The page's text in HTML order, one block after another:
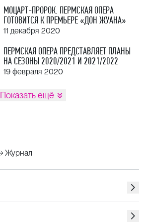
МОЦАРТ-ПРОРОК. ПЕРМСКАЯ ОПЕРА
ГОТОВИТСЯ К ПРЕМЬЕРЕ «ДОН ЖУАНА»
11 декабря 2020
ПЕРМСКАЯ ОПЕРА ПРЕДСТАВЛЯЕТ ПЛАНЫ
НА СЕЗОНЫ 2020/2021 И 2021/2022
19 февраля 2020
Показать ещё
Журнал